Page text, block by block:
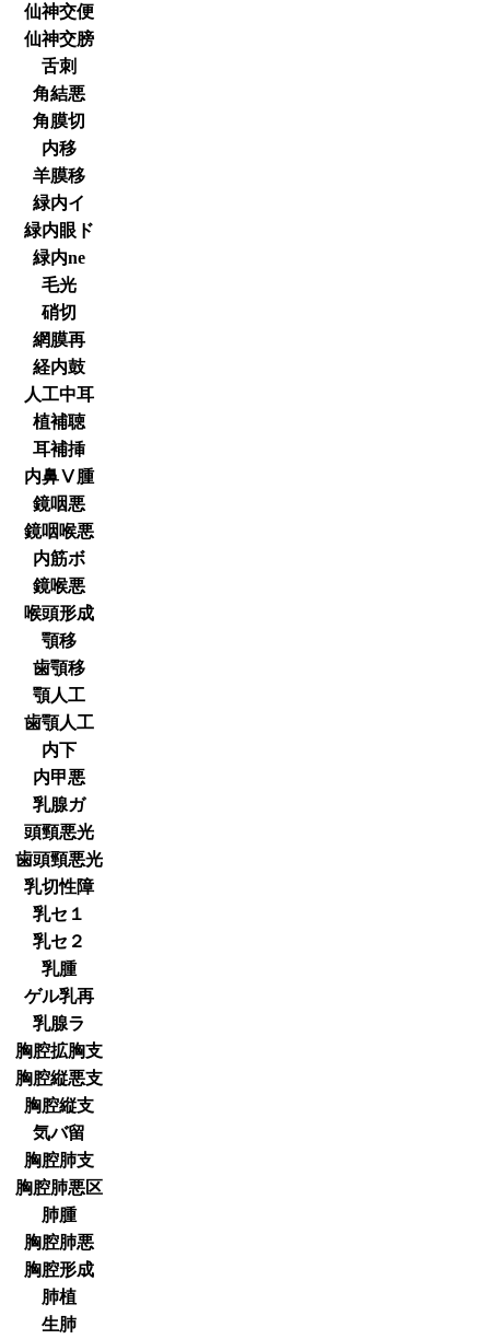
仙神交便
仙神交膀
舌刺
角結悪
角膜切
内移
羊膜移
緑内イ
緑内眼ド
緑内ne
毛光
硝切
網膜再
経内鼓
人工中耳
植補聴
耳補挿
内鼻Ⅴ腫
鏡咽悪
鏡咽喉悪
内筋ボ
鏡喉悪
喉頭形成
顎移
歯顎移
顎人工
歯顎人工
内下
内甲悪
乳腺ガ
頭頸悪光
歯頭頸悪光
乳切性障
乳セ１
乳セ２
乳腫
ゲル乳再
乳腺ラ
胸腔拡胸支
胸腔縦悪支
胸腔縦支
気バ留
胸腔肺支
胸腔肺悪区
肺腫
胸腔肺悪
胸腔形成
肺植
生肺